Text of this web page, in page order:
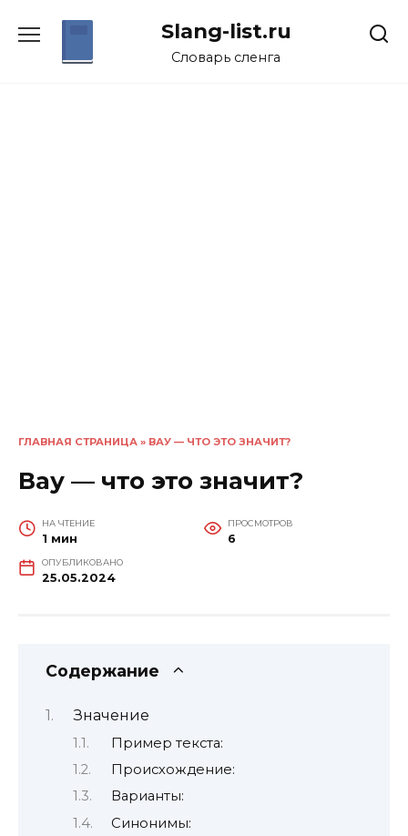
Slang-list.ru
Словарь сленга
ГЛАВНАЯ СТРАНИЦА » ВАУ — ЧТО ЭТО ЗНАЧИТ?
Вау — что это значит?
НА ЧТЕНИЕ
1 мин
ПРОСМОТРОВ
6
ОПУБЛИКОВАНО
25.05.2024
Содержание
Значение
Пример текста:
Происхождение:
Варианты:
Синонимы: